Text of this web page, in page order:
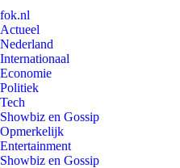
fok.nl
Actueel
Nederland
Internationaal
Economie
Politiek
Tech
Showbiz en Gossip
Opmerkelijk
Entertainment
Showbiz en Gossip